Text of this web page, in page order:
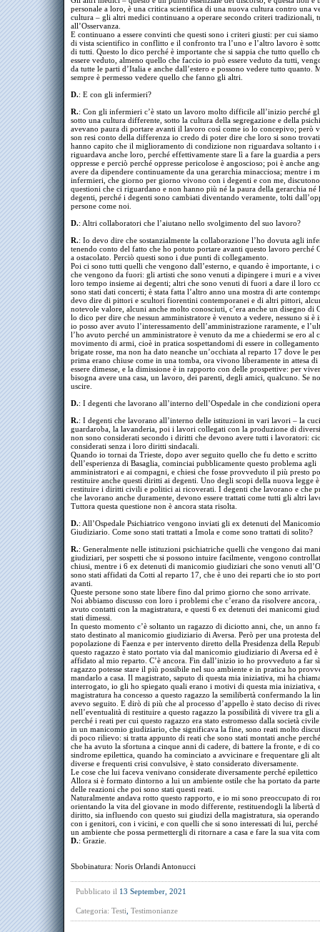
personale a loro, è una critica scientifica di una nuova cultura contro una
cultura – gli altri medici continuano a operare secondo criteri tradizionali,
all’Osservanza.
E continuano a essere convinti che questi sono i criteri giusti: per cui
di vista scientifico in conflitto e il confronto tra l’uno e l’altro lavoro è
di tutti. Questo lo dico perché è importante che si sappia che tutto quello
essere veduto, almeno quello che faccio io può essere veduto da tutti,
da tutte le parti d’Italia e anche dall’estero e possono vedere tutto quanto.
sempre è permesso vedere quello che fanno gli altri.
D.: E con gli infermieri?
R.: Con gli infermieri c’è stato un lavoro molto difficile all’inizio perché
sotto una cultura differente, sotto la cultura della segregazione e della
avevano paura di portare avanti il lavoro così come io lo concepivo; però
son resi conto della differenza io credo di poter dire che loro si sono
hanno capito che il miglioramento di condizione non riguardava soltanto i
riguardava anche loro, perché effettivamente stare lì a fare la guardia a
oppresse e perciò perché oppresse pericolose è angoscioso; poi è anche
avere da dipendere continuamente da una gerarchia minacciosa; mentre i
infermieri, che giorno per giorno vivono con i degenti e con me,
questioni che ci riguardano e non hanno più né la paura della gerarchia né
degenti, perché i degenti sono cambiati diventando veramente, tolti
persone come noi.
D.: Altri collaboratori che l’aiutano nello svolgimento del suo lavoro?
R.: Io devo dire che sostanzialmente la collaborazione l’ho dovuta agli
tenendo conto del fatto che ho potuto portare avanti questo lavoro perché
a ostacolato. Perciò questi sono i due punti di collegamento.
Poi ci sono tutti quelli che vengono dall’esterno, e quando è importante, i
che vengono da fuori: gli artisti che sono venuti a dipingere i muri e a
loro tempo insieme ai degenti; altri che sono venuti di fuori a dare il loro
sono stati dati concerti; è stata fatta l’altro anno una mostra di arte
devo dire di pittori e scultori fiorentini contemporanei e di altri pittori,
notevole valore, alcuni anche molto conosciuti, c’era anche un disegno di
lo dico per dire che nessun amministratore è venuto a vedere, nessuno si è
io posso aver avuto l’interessamento dell’amministrazione raramente, e
l’ho avuto perché un amministratore è venuto da me a chiedermi se ero al
movimento di armi, cioè in pratica sospettandomi di essere in
brigate rosse, ma non ha dato neanche un’occhiata al reparto 17 dove le
prima erano chiuse come in una tomba, ora vivono liberamente in attesa di
essere dimesse, e la dimissione è in rapporto con delle prospettive: per
bisogna avere una casa, un lavoro, dei parenti, degli amici, qualcuno. Se
uscire.
D.: I degenti che lavorano all’interno dell’Ospedale in che condizioni
R.: I degenti che lavorano all’interno delle istituzioni in vari lavori – la
guardaroba, la lavanderia, poi i lavori collegati con la produzione di
non sono considerati secondo i diritti che devono avere tutti i lavoratori:
considerati senza i loro diritti sindacali.
Quando io tornai da Trieste, dopo aver seguito quello che fu detto e scritto
dell’esperienza di Basaglia, cominciai pubblicamente questo problema agli
amministratori e ai compagni, e chiesi che fosse provveduto il più presto
restituire anche questi diritti ai degenti. Uno degli scopi della nuova legge
restituire i diritti civili e politici ai ricoverati. I degenti che lavorano e che
che lavorano anche duramente, devono essere trattati come tutti gli altri
Tuttora questa questione non è ancora stata risolta.
D.: All’Ospedale Psichiatrico vengono inviati gli ex detenuti del Manicomio
Giudiziario. Come sono stati trattati a Imola e come sono trattati di solito?
R.: Generalmente nelle istituzioni psichiatriche quelli che vengono dai
giudiziari, per sospetti che si possono intuire facilmente, vengono
chiusi, mentre i 6 ex detenuti di manicomio giudiziari che sono venuti
sono stati affidati da Cotti al reparto 17, che è uno dei reparti che io sto
avanti.
Queste persone sono state libere fino dal primo giorno che sono arrivate.
Noi abbiamo discusso con loro i problemi che c’erano da risolvere ancora,
avuto contatti con la magistratura, e questi 6 ex detenuti dei manicomi
stati dimessi.
In questo momento c’è soltanto un ragazzo di diciotto anni, che, un anno
stato destinato al manicomio giudiziario di Aversa. Però per una protesta
popolazione di Faenza e per intervento diretto della Presidenza della
questo ragazzo è stato portato via dal manicomio giudiziario di Aversa ed è
affidato al mio reparto. C’è ancora. Fin dall’inizio io ho provveduto a far
ragazzo potesse stare il più possibile nel suo ambiente e in pratica ho
mandarlo a casa. Il magistrato, saputo di questa mia iniziativa, mi ha
interrogato, io gli ho spiegato quali erano i motivi di questa mia iniziativa,
magistratura ha concesso a questo ragazzo la semilibertà confermando la
avevo seguito. E dirò di più che al processo d’appello è stato deciso di
nell’eventualità di restituire a questo ragazzo la possibilità di vivere tra gli
perché i reati per cui questo ragazzo era stato estromesso dalla società
in un manicomio giudiziario, che significava la fine, sono reati molto
di poco rilievo: si tratta appunto di reati che sono stati montati anche
che ha avuto la sfortuna a cinque anni di cadere, di battere la fronte, e di
sindrome epilettica, quando ha cominciato a avvicinare e frequentare gli
diverse e frequenti crisi convulsive, è stato considerato diversamente.
Le cose che lui faceva venivano considerate diversamente perché
Allora si è formato dintorno a lui un ambiente ostile che ha portato da parte
delle reazioni che poi sono stati questi reati.
Naturalmente andava rotto questo rapporto, e io mi sono preoccupato di
orientando la vita del giovane in modo differente, restituendogli la libertà
diritto, sia influendo con questo sui giudizi della magistratura, sia operando
con i genitori, con i vicini, e con quelli che si sono interessati di lui, perché
un ambiente che possa permettergli di ritornare a casa e fare la sua vita
D.: Grazie.
Sbobinatura: Noris Orlandi Antonucci
Pubblicato il 13 September, 2021
Categoria: Testi Testimonianze